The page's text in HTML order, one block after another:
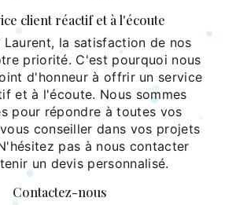
client réactif et à l'écoute
Laurent, la satisfaction de nos
priorité. C'est pourquoi nous
d'honneur à offrir un service
et à l'écoute. Nous sommes
pour répondre à toutes vos
conseiller dans vos projets
pas à nous contacter
un devis personnalisé.
Contactez-nous